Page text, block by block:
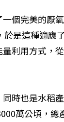
個完美的厭
於是這種適應
利用方式，
時也是水稻
萬公頃，